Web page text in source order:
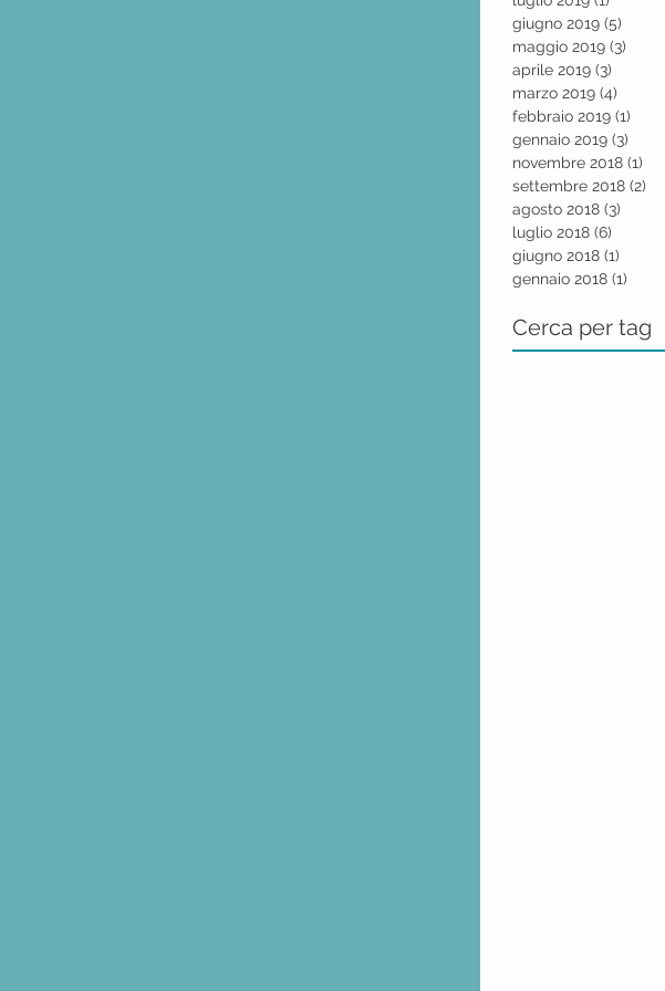
giugno 2019 (5)
maggio 2019 (3)
aprile 2019 (3)
marzo 2019 (4)
febbraio 2019 (1)
gennaio 2019 (3)
novembre 2018 (1)
settembre 2018 (2)
agosto 2018 (3)
luglio 2018 (6)
giugno 2018 (1)
gennaio 2018 (1)
Cerca per tag